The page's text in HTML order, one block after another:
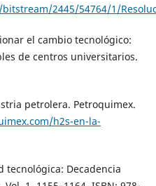
2445/54764/1/
el cambio tecnológico:
de centros universitarios.
petrolera. Petroquimex.
h2s-en-la-
tecnológica: Decadencia